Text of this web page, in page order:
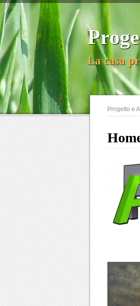
La casa
Progetto e